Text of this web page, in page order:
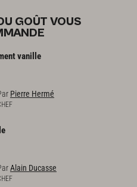
GOÛT VOUS
vanille
Pierre Hermé
Alain Ducasse